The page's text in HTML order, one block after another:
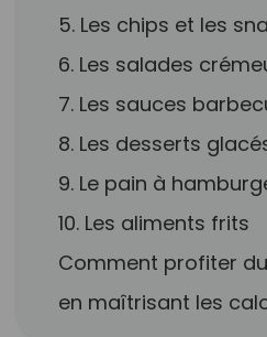
5. Les chips et les
6. Les salades
7. Les sauces
8. Les desserts
9. Le pain à
10. Les aliments frits
Comment profiter
en maîtrisant les